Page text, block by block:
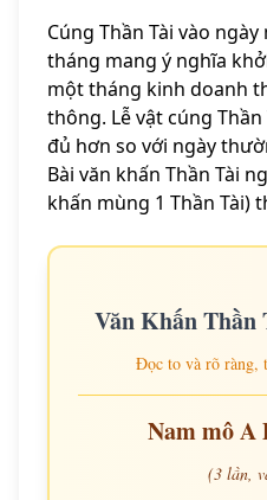
Cúng Thần Tài vào
tháng mang ý nghĩa
một tháng kinh doanh
thông. Lễ vật cúng
đủ hơn so với ngày
Bài văn khấn Thần Tài
khấn mùng 1 Thần Tài)
Văn Khấn Thần
Đọc to và rõ ràng,
Nam mô A
(3 lần,